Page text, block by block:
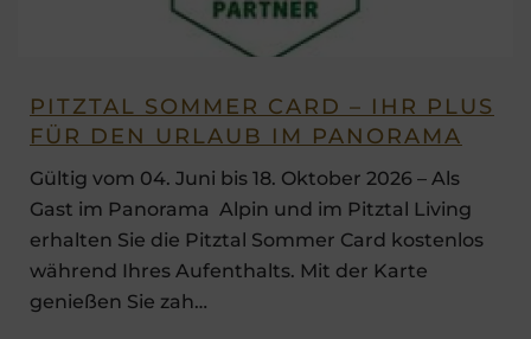
PITZTAL SOMMER CARD – IHR PLUS
FÜR DEN URLAUB IM PANORAMA
Gültig vom 04. Juni bis 18. Oktober 2026 – Als
Gast im Panorama Alpin und im Pitztal Living
erhalten Sie die Pitztal Sommer Card kostenlos
während Ihres Aufenthalts. Mit der Karte
genießen Sie zah…